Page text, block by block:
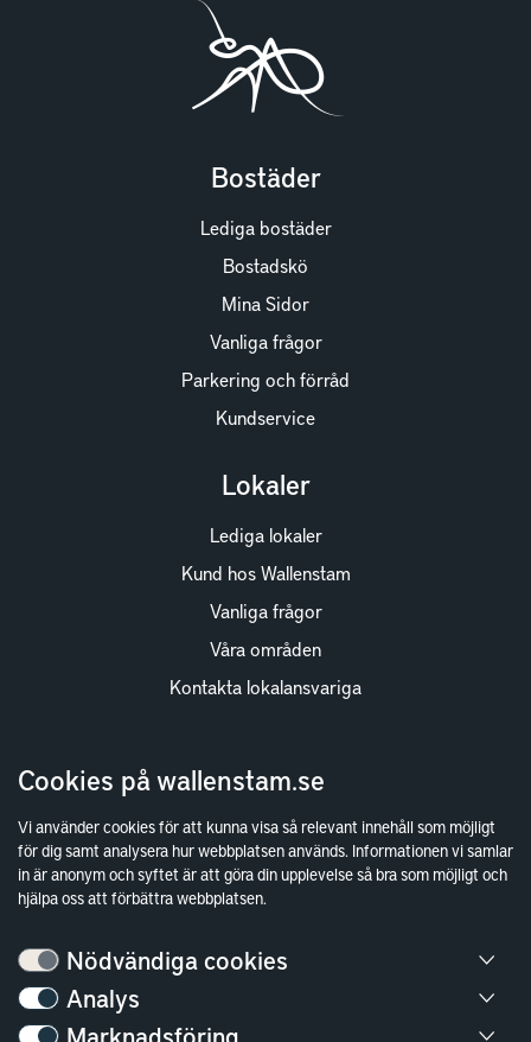
Cookies på wallenstam.se
Vi använder cookies för att kunna visa så relevant innehåll som möjligt
för dig samt analysera hur webbplatsen används. Informationen vi samlar
in är anonym och syftet är att göra din upplevelse så bra som möjligt och
hjälpa oss att förbättra webbplatsen.
Nödvändiga cookies
Analys
Bostäder
Lediga bostäder
Bostadskö
Mina Sidor
Vanliga frågor
Parkering och förråd
Kundservice
Lokaler
Lediga lokaler
Kund hos Wallenstam
Vanliga frågor
Våra områden
Kontakta lokalansvariga
Finansiella rapporter
Sök fakturamottagare
Hållbarhet